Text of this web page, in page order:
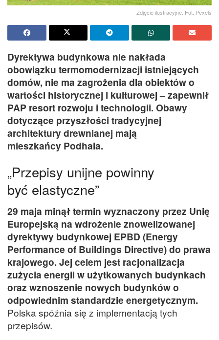
Zdjęcie ilustracyjne. Fot. Pexels
Dyrektywa budynkowa nie nakłada
obowiązku termomodernizacji istniejących
domów, nie ma zagrożenia dla obiektów o
wartości historycznej i kulturowej – zapewnił
PAP resort rozwoju i technologii. Obawy
dotyczące przyszłości tradycyjnej
architektury drewnianej mają
mieszkańcy Podhala.
„Przepisy unijne powinny
być elastyczne”
29 maja minął termin wyznaczony przez Unię
Europejską na wdrożenie znowelizowanej
dyrektywy budynkowej EPBD (Energy
Performance of Buildings Directive) do prawa
krajowego. Jej celem jest racjonalizacja
zużycia energii w użytkowanych budynkach
oraz wznoszenie nowych budynków o
odpowiednim standardzie energetycznym.
Polska spóźnia się z implementacją tych
przepisów.